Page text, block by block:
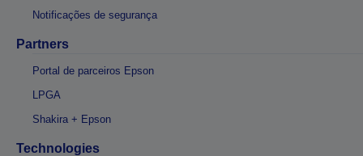
Notificações de segurança
Partners
Portal de parceiros Epson
LPGA
Shakira + Epson
Technologies